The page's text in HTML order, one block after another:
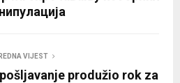
VIJEST
produžio rok za